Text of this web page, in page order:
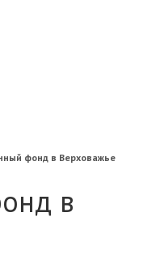
фонд в Верховажье
в